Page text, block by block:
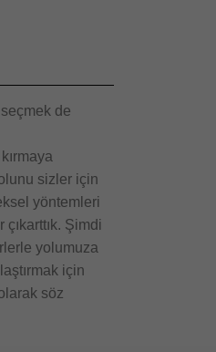
de
sizler için
yöntemleri
Şimdi
yolumuza
için
söz